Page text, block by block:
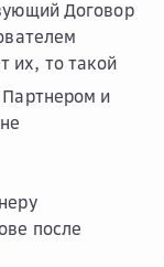
Договор
их, то такой
и
после